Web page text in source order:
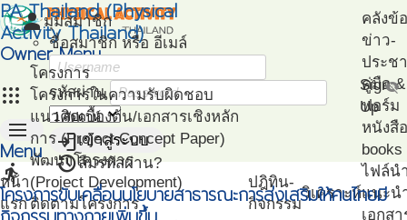
PA Thailand (Physical
Activity Thailand)
Owner Menu
apps
personมุมสมาชิก
ชื่อสมาชิก หรือ อีเมล์
รหัสผ่าน visibility_off
loginเข้าสู่ระบบ
restoreลืมรหัสผ่าน?
Sign
Up
menu
Menu
หน้า
แรก
โครงการ
โครงการในความรับผิดชอบ
แนวคิดเบื้องต้น/เอกสารเชิงหลัก
การ (Project Concept Paper)
พัฒนาโครงการ
(Project Development)
ติดตามโครงการ
ปฎิทิน-
กิจกรรม
วิเคราะห์
คลังข้
ข่าว-
ประช
คู่มือ
ฟอร์ม
หนังสื
books
ไฟล์น
แนะน
เอกสา
directions_run
โครงการขับเคลื่อนนโยบายสาธารณะการส่งเสริมให้คนไทยมี